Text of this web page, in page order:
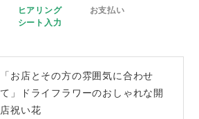
ヒアリング
シート入力
お支払い
「お店とその方の雰囲気に合わせ
て」ドライフラワーのおしゃれな開
店祝い花